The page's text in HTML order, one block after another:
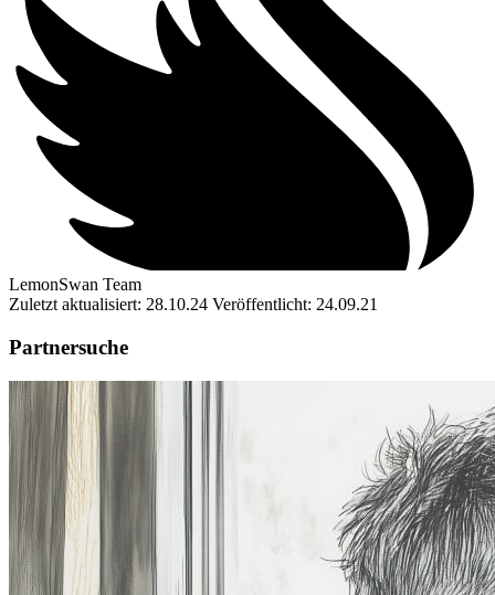
LemonSwan Team
Zuletzt aktualisiert: 28.10.24 Veröffentlicht: 24.09.21
Partnersuche